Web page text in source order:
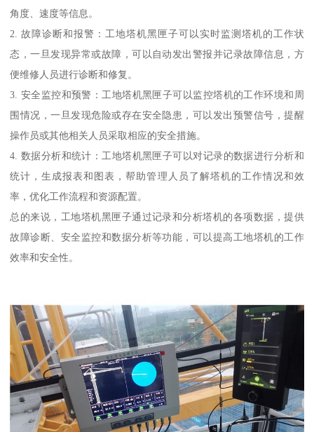
角度、速度等信息。
2. 故障诊断和报警：工地塔机黑匣子可以实时监测塔机的工作状
态，一旦发现异常或故障，可以自动发出警报并记录故障信息，方
便维修人员进行诊断和修复。
3. 安全监控和预警：工地塔机黑匣子可以监控塔机的工作环境和周
围情况，一旦发现危险或存在安全隐患，可以发出预警信号，提醒
操作员或其他相关人员采取相应的安全措施。
4. 数据分析和统计：工地塔机黑匣子可以对记录的数据进行分析和
统计，生成报表和图表，帮助管理人员了解塔机的工作情况和效
率，优化工作流程和资源配置。
总的来说，工地塔机黑匣子通过记录和分析塔机的各项数据，提供
故障诊断、安全监控和数据分析等功能，可以提高工地塔机的工作
效率和安全性。